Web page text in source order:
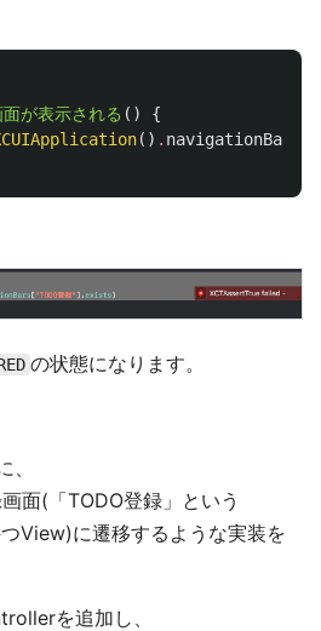
が表示される ()
{
() . navigationBars
の状態になります。
面(「TODO登録」という
View)に遷移するような実装を
を追加し、